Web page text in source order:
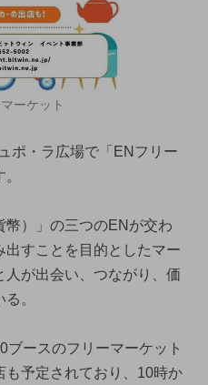
ーケット
ポ・ラ広場で「ENフリー
幣）」の三つのENが交わ
出すことを目的としたマー
が出会い、つながり、価
。
ースのフリーマーケット
も予定されており、10時か